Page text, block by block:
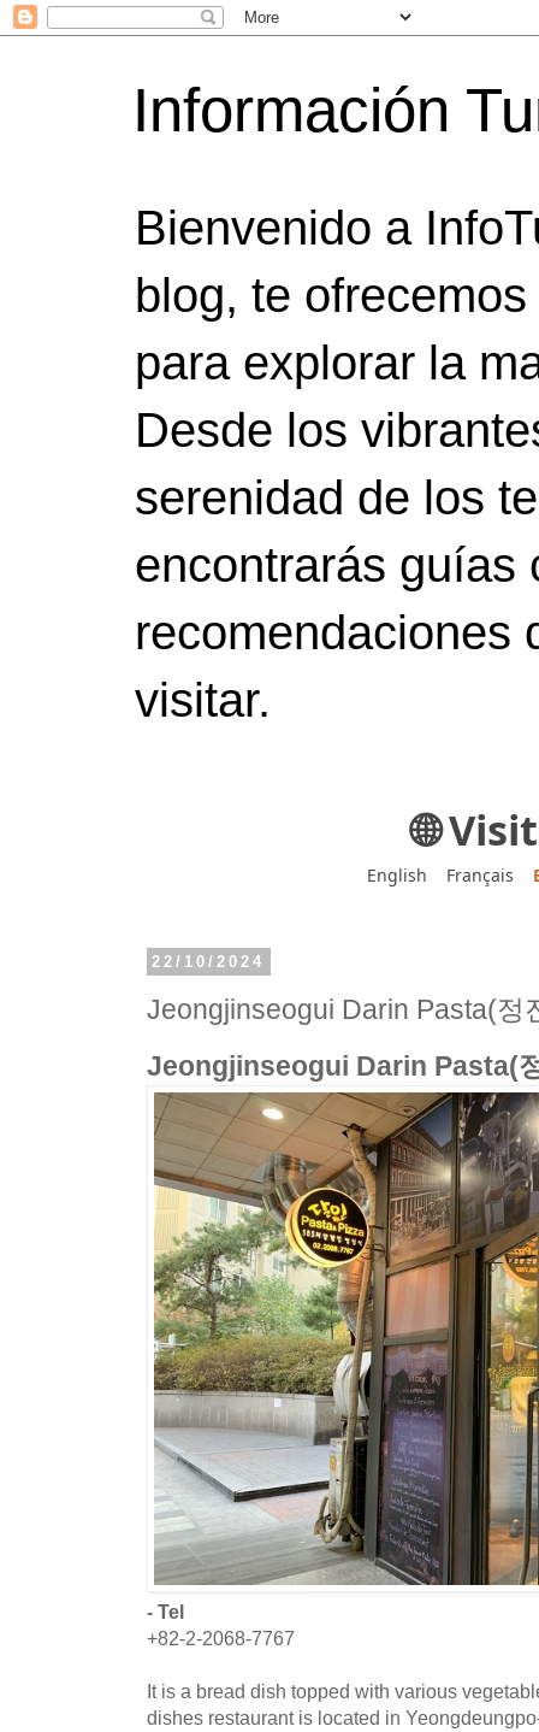
Información
Bienvenido a
blog, te
para explorar la
Desde los
serenidad de los
encontrarás guías
recomendaciones
visitar.
🌐
English Français
22/10/2024
Jeongjinseogui Darin Pasta(정
Jeongjinseogui Darin Pasta(
- Tel
+82-2-2068-7767
It is a bread dish topped with various
dishes restaurant is located in